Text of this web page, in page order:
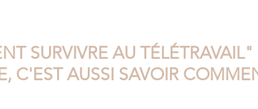
SURVIVRE AU TÉLÉTRAVAIL"
C'EST AUSSI SAVOIR